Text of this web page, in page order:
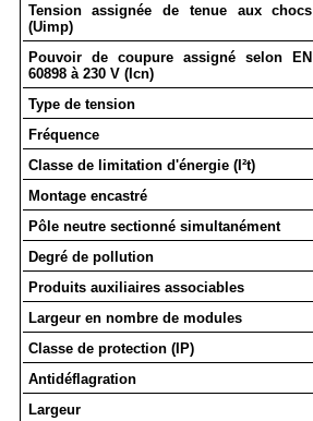
Tension assignée de tenue aux chocs
(Uimp)
Pouvoir de coupure assigné selon EN
60898 à 230 V (Icn)
Type de tension
Fréquence
Classe de limitation d'énergie (I²t)
Montage encastré
Pôle neutre sectionné simultanément
Degré de pollution
Produits auxiliaires associables
Largeur en nombre de modules
Classe de protection (IP)
Antidéflagration
Largeur